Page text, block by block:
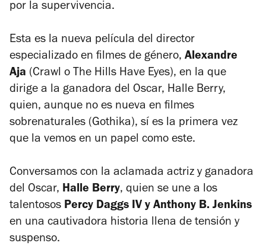
por la supervivencia.
Esta es la nueva película del director
especializado en filmes de género, Alexandre
Aja (Crawl o The Hills Have Eyes), en la que
dirige a la ganadora del Oscar, Halle Berry,
quien, aunque no es nueva en filmes
sobrenaturales (Gothika), sí es la primera vez
que la vemos en un papel como este.
Conversamos con la aclamada actriz y ganadora
del Oscar, Halle Berry, quien se une a los
talentosos Percy Daggs IV y Anthony B. Jenkins
en una cautivadora historia llena de tensión y
suspenso.